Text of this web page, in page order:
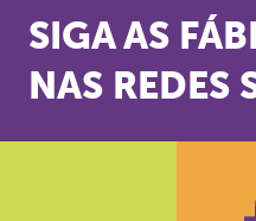
SIGA AS
NAS REDES